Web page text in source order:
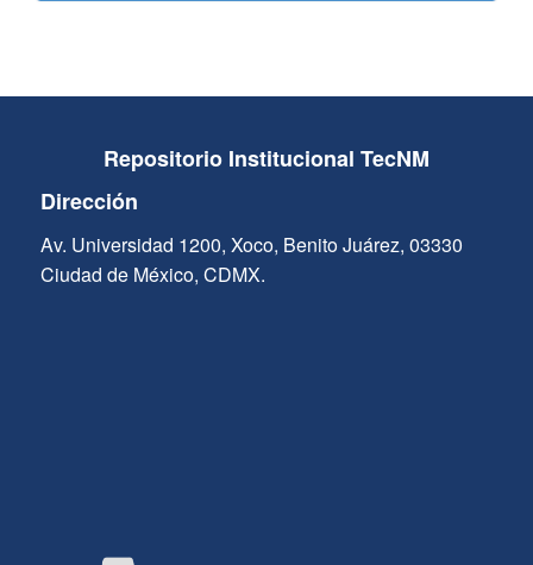
Repositorio Institucional TecNM
Dirección
Av. Universidad 1200, Xoco, Benito Juárez, 03330
Ciudad de México, CDMX.